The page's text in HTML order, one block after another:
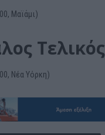
Μαϊάμι)
Τελικός
Nέα Υόρκη)